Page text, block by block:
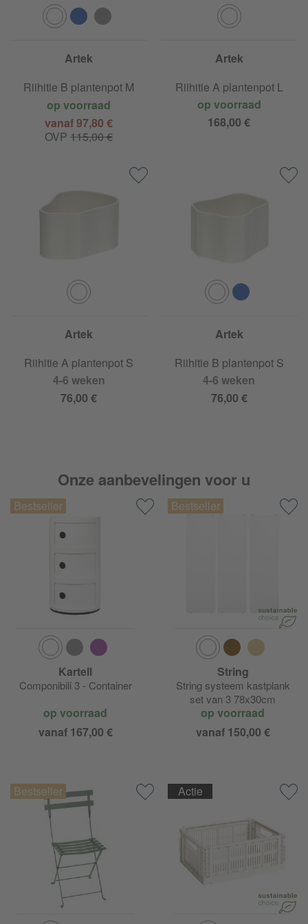
Artek
Riihitie B plantenpot M
op voorraad
vanaf 97,80 €
OVP115,00 €
Artek
Riihitie A plantenpot L
op voorraad
168,00 €
Artek
Riihitie A plantenpot S
4-6 weken
76,00 €
Artek
Riihitie B plantenpot S
4-6 weken
76,00 €
Onze aanbevelingen voor u
Kartell
Componibili 3 - Container
op voorraad
vanaf 167,00 €
String
String systeem kastplank
set van 3 78x30cm
op voorraad
vanaf 150,00 €
Actie